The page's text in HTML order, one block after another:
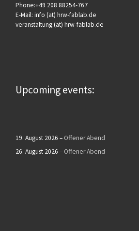
Phone:+49 208 88254-767
E-Mail: info (at) hrw-fablab.de
veranstaltung (at) hrw-fablab.de
Upcoming events:
19. August 2026 – Offener Abend
26. August 2026 – Offener Abend